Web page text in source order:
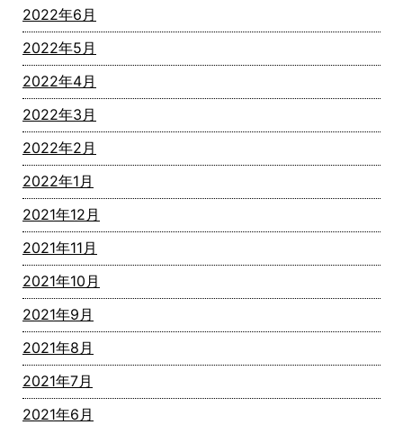
2022年6月
2022年5月
2022年4月
2022年3月
2022年2月
2022年1月
2021年12月
2021年11月
2021年10月
2021年9月
2021年8月
2021年7月
2021年6月